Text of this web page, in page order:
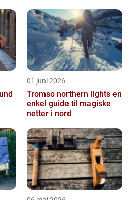
01 juni 2026
Tromso northern lights en
enkel guide til magiske
netter i nord